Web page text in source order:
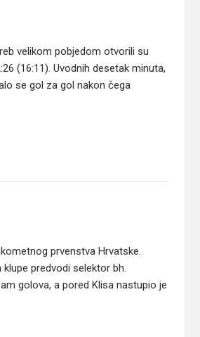
velikom pobjedom otvorili su
(16:11). Uvodnih desetak minuta,
se gol za gol nakon čega
prvenstva Hrvatske.
predvodi selektor bh.
golova, a pored Klisa nastupio je